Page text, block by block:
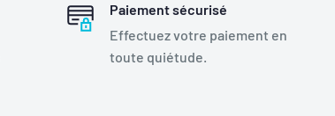
Paiement sécurisé
Effectuez votre paiement en
toute quiétude.